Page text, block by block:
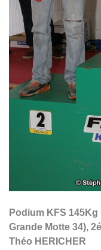
Podium KFS
Grande Motte 34),
Théo HERICHER